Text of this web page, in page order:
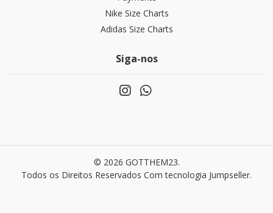
Nike Size Charts
Adidas Size Charts
Siga-nos
© 2026 GOTTHEM23.
Todos os Direitos Reservados Com tecnologia Jumpseller.